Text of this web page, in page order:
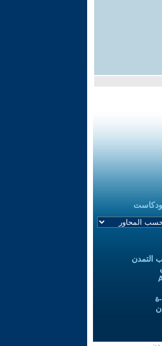
التمدن
ة